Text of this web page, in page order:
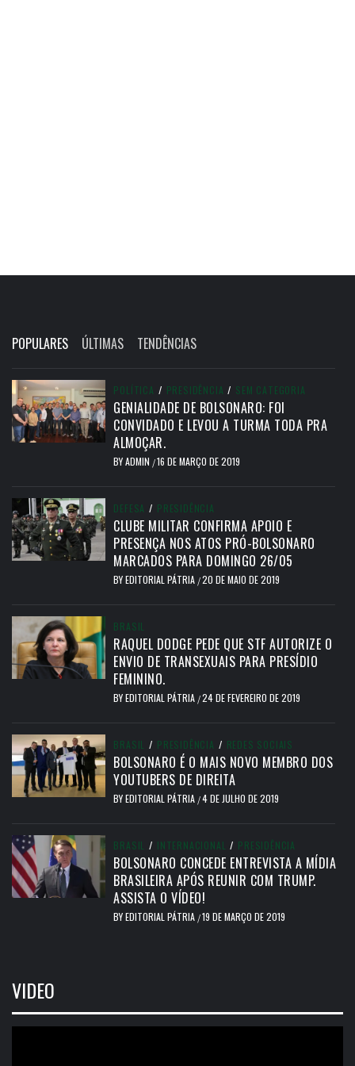
POPULARES ÚLTIMAS TENDÊNCIAS
POLÍTICA / PRESIDÊNCIA / SEM CATEGORIA
GENIALIDADE DE BOLSONARO: FOI
CONVIDADO E LEVOU A TURMA TODA PRA
ALMOÇAR.
BYADMIN /16 DE MARÇO DE 2019
DEFESA / PRESIDÊNCIA
CLUBE MILITAR CONFIRMA APOIO E
PRESENÇA NOS ATOS PRÓ-BOLSONARO
MARCADOS PARA DOMINGO 26/05
BYEDITORIAL PÁTRIA /20 DE MAIO DE 2019
BRASIL
RAQUEL DODGE PEDE QUE STF AUTORIZE O
ENVIO DE TRANSEXUAIS PARA PRESÍDIO
FEMININO.
BYEDITORIAL PÁTRIA /24 DE FEVEREIRO DE 2019
BRASIL / PRESIDÊNCIA / REDES SOCIAIS
BOLSONARO É O MAIS NOVO MEMBRO DOS
YOUTUBERS DE DIREITA
BYEDITORIAL PÁTRIA /4 DE JULHO DE 2019
BRASIL / INTERNACIONAL / PRESIDÊNCIA
BOLSONARO CONCEDE ENTREVISTA A MÍDIA
BRASILEIRA APÓS REUNIR COM TRUMP.
ASSISTA O VÍDEO!
BYEDITORIAL PÁTRIA /19 DE MARÇO DE 2019
VIDEO